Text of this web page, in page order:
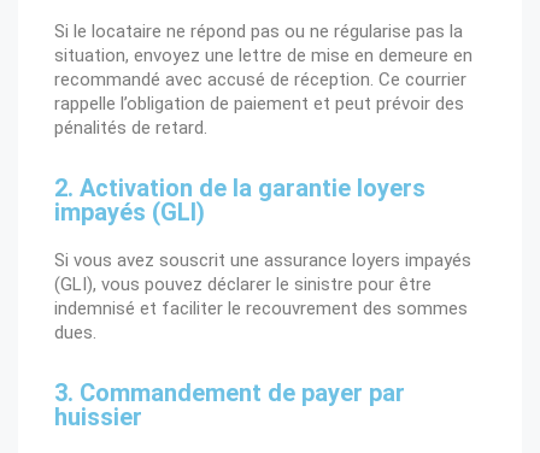
Si le locataire ne répond pas ou ne régularise pas la
situation, envoyez une lettre de mise en demeure en
recommandé avec accusé de réception. Ce courrier
rappelle l’obligation de paiement et peut prévoir des
pénalités de retard.
2. Activation de la garantie loyers
impayés (GLI)
Si vous avez souscrit une assurance loyers impayés
(GLI), vous pouvez déclarer le sinistre pour être
indemnisé et faciliter le recouvrement des sommes
dues.
3. Commandement de payer par
huissier